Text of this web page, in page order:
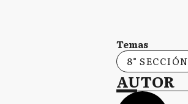
Temas
8° SECCIÓN
AUTOR